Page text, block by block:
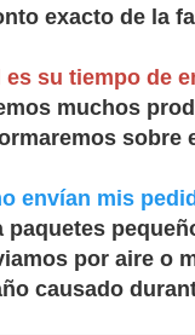
exacto de la
es su tiempo de
muchos
sobre
envían mis
paquetes
por aire o
causado